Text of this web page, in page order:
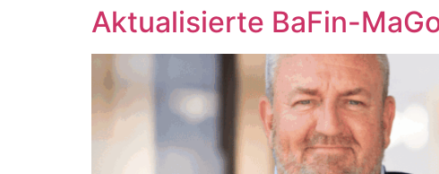
Aktualisierte BaFin-